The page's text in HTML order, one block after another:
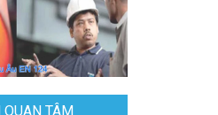
QUAN TÂM